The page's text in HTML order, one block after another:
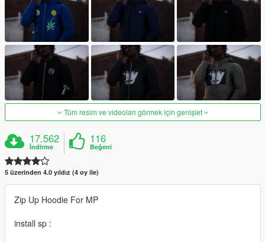
Tüm resim ve videoları görmek için genişlet
17.562
İndirme
116
Beğeni
5 üzerinden 4.0 yıldız (4 oy ile)
Zip Up Hoodie For MP
install sp :